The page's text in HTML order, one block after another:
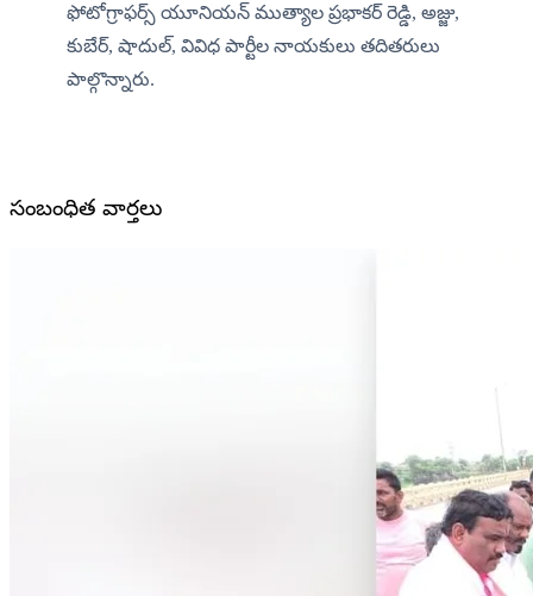
ఫోటోగ్రాఫర్స్ యూనియన్ ముత్యాల ప్రభాకర్ రెడ్డి, అజ్జు,
కుబేర్, షాదుల్, వివిధ పార్టీల నాయకులు తదితరులు
పాల్గొన్నారు.
సంబంధిత వార్తలు